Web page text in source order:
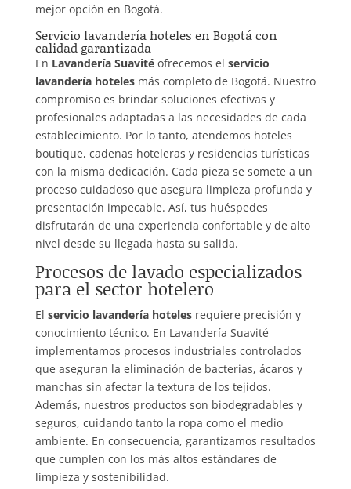
mejor opción en Bogotá.
Servicio lavandería hoteles en Bogotá con
calidad garantizada
En Lavandería Suavitéofrecemos el servicio
lavandería hotelesmás completo de Bogotá. Nuestro
compromiso es brindar soluciones efectivas y
profesionales adaptadas a las necesidades de cada
establecimiento. Por lo tanto, atendemos hoteles
boutique, cadenas hoteleras y residencias turísticas
con la misma dedicación. Cada pieza se somete a un
proceso cuidadoso que asegura limpieza profunda y
presentación impecable. Así, tus huéspedes
disfrutarán de una experiencia confortable y de alto
nivel desde su llegada hasta su salida.
Procesos de lavado especializados
para el sector hotelero
El servicio lavandería hotelesrequiere precisión y
conocimiento técnico. En Lavandería Suavité
implementamos procesos industriales controlados
que aseguran la eliminación de bacterias, ácaros y
manchas sin afectar la textura de los tejidos.
Además, nuestros productos son biodegradables y
seguros, cuidando tanto la ropa como el medio
ambiente. En consecuencia, garantizamos resultados
que cumplen con los más altos estándares de
limpieza y sostenibilidad.